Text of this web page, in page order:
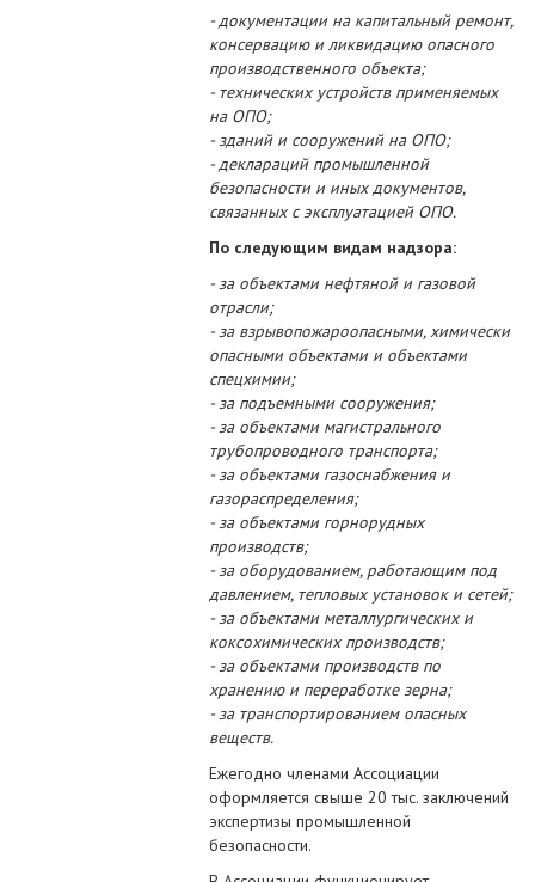
- документации на капитальный ремонт,
консервацию и ликвидацию опасного
производственного объекта;
- технических устройств применяемых
на ОПО;
- зданий и сооружений на ОПО;
- деклараций промышленной
безопасности и иных документов,
связанных с эксплуатацией ОПО.
По следующим видам надзора:
- за объектами нефтяной и газовой
отрасли;
- за взрывопожароопасными, химически
опасными объектами и объектами
спецхимии;
- за подъемными сооружения;
- за объектами магистрального
трубопроводного транспорта;
- за объектами газоснабжения и
газораспределения;
- за объектами горнорудных
производств;
- за оборудованием, работающим под
давлением, тепловых установок и сетей;
- за объектами металлургических и
коксохимических производств;
- за объектами производств по
хранению и переработке зерна;
- за транспортированием опасных
веществ.
Ежегодно членами Ассоциации
оформляется свыше 20 тыс. заключений
экспертизы промышленной
безопасности.